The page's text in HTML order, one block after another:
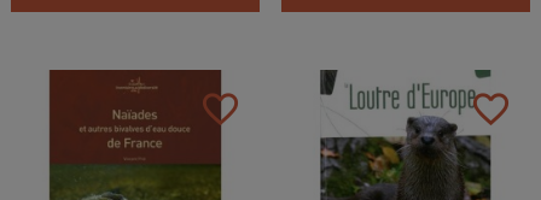
favorite_border favorite_border